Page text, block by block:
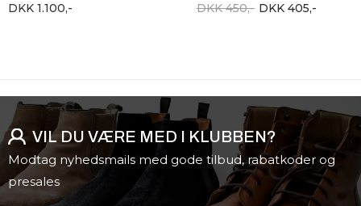
DKK 1.100,-
DKK 450,- DKK 405,-
VIL DU VÆRE MED I KLUBBEN?
Modtag nyhedsmails med gode tilbud, rabatkoder og
presales